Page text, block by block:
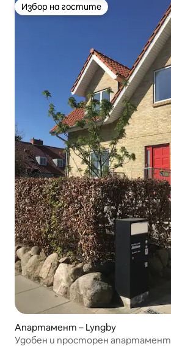
Избор на гостите
Избор на гостите
Апартамент – Lyngby
Удобен и просторен апартамент